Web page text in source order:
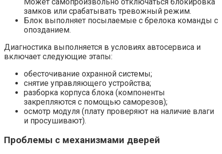
Может самопроизвольно отключаться блокировка
замков или срабатывать тревожный режим.
Блок выполняет посылаемые с брелока команды с
опозданием.
Диагностика выполняется в условиях автосервиса и
включает следующие этапы:
обесточивание охранной системы;
снятие управляющего устройства;
разборка корпуса блока (компоненты
закрепляются с помощью саморезов);
осмотр модуля (плату проверяют на наличие влаги
и просушивают).
Проблемы с механизмами дверей